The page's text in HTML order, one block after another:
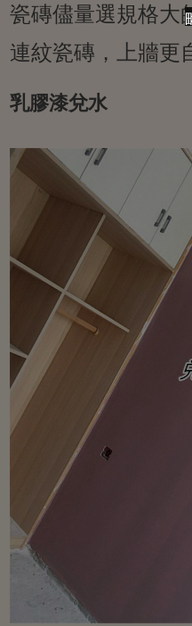
瓷磚儘量選規格大
連紋瓷磚，上牆更
乳膠漆兌水